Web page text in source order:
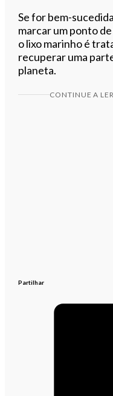
Se for bem-
marcar um ponto
o lixo marinho é
recuperar uma
planeta.
CONTINUE A
Partilhar